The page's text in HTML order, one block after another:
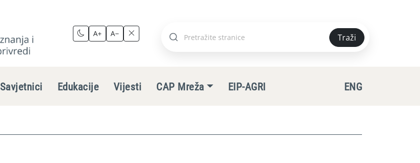
A+ A−
Pretraži
Traži
Savjetnici Edukacije Vijesti CAP Mreža EIP-AGRI ENG